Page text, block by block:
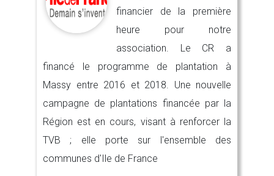
financier de la première
heure pour notre
association. Le CR a
financé le programme de plantation à
Massy entre 2016 et 2018. Une nouvelle
campagne de plantations financée par la
Région est en cours, visant à renforcer la
TVB ; elle porte sur l'ensemble des
communes d'Ile de France